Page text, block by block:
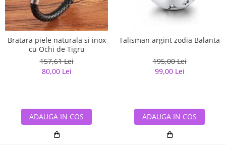
Bratara piele naturala si inox
cu Ochi de Tigru
157,61 Lei
80,00 Lei
ADAUGA IN COS
Talisman argint zodia Balanta
195,00 Lei
99,00 Lei
ADAUGA IN COS